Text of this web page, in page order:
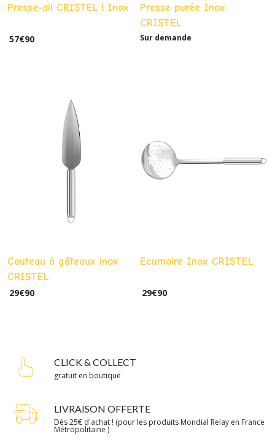
Presse-ail CRISTEL l Inox
57€90
Presse purée Inox
CRISTEL
Sur demande
Couteau à gâteaux inox
CRISTEL
29€90
Ecumoire Inox CRISTEL
29€90
CLICK & COLLECT
gratuit en boutique
LIVRAISON OFFERTE
Dès 25€ d'achat ! (pour les produits Mondial Relay en France
Métropolitaine )